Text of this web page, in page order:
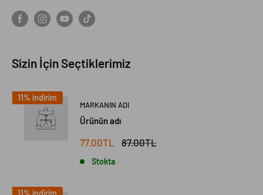
Sizin İçin Seçtiklerimiz
11% indirim
MARKANIN ADI
Ürünün adı
77.00TL 87.00TL
Stokta
11% indirim